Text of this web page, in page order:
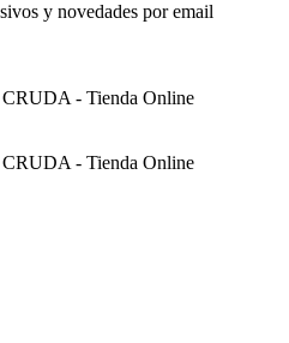
y novedades por email